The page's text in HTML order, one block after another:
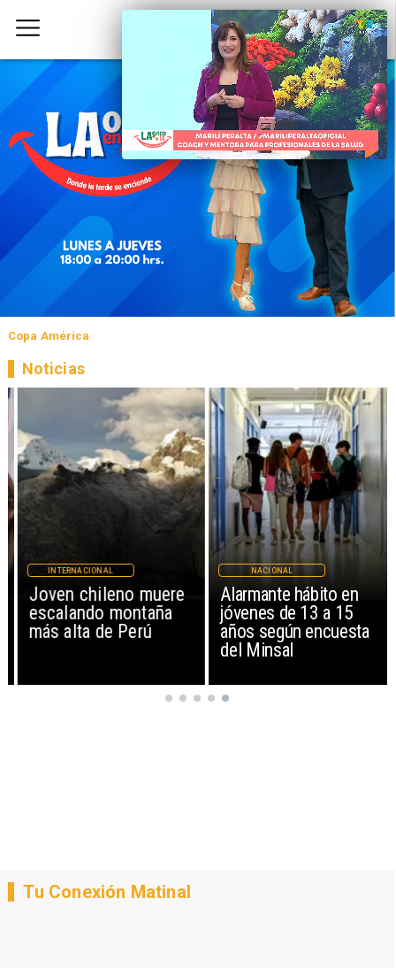
Copa América
Joven chileno muere
escalando montaña
más alta de Perú
INTERNACIONAL
Alarmante hábito en
jóvenes de 13 a 15
años según encuesta
del Minsal
NACIONAL
Noticias
Tu Conexión Matinal